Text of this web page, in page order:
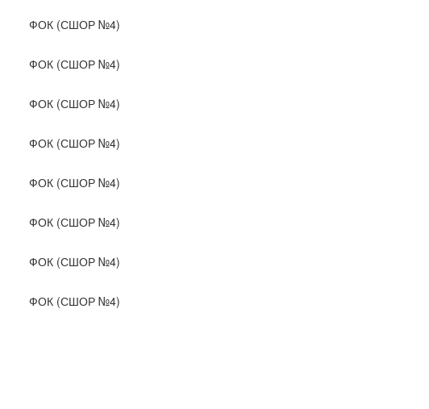
ФОК (СШОР №4)
ФОК (СШОР №4)
ФОК (СШОР №4)
ФОК (СШОР №4)
ФОК (СШОР №4)
ФОК (СШОР №4)
ФОК (СШОР №4)
ФОК (СШОР №4)